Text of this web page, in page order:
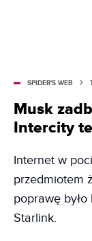
SPIDER'S WEB
Musk
Intercity
Internet w
przedmiotem
poprawę
Starlink.